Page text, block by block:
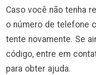
Caso você não tenha
o número de telefone
tente novamente. Se
código, entre em
para obter ajuda.